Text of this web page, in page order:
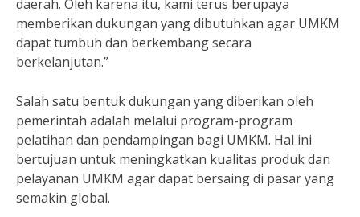
daerah. Oleh karena itu, kami terus berupaya
memberikan dukungan yang dibutuhkan agar UMKM
dapat tumbuh dan berkembang secara
berkelanjutan.”
Salah satu bentuk dukungan yang diberikan oleh
pemerintah adalah melalui program-program
pelatihan dan pendampingan bagi UMKM. Hal ini
bertujuan untuk meningkatkan kualitas produk dan
pelayanan UMKM agar dapat bersaing di pasar yang
semakin global.